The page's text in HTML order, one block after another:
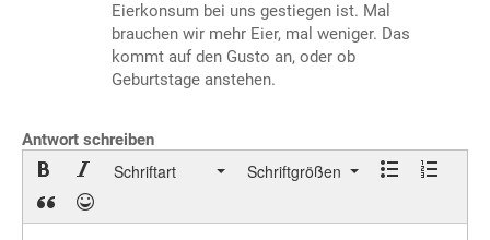
Eierkonsum bei uns gestiegen ist. Mal
brauchen wir mehr Eier, mal weniger. Das
kommt auf den Gusto an, oder ob
Geburtstage anstehen.
Antwort schreiben
Schriftart Schriftgrößen